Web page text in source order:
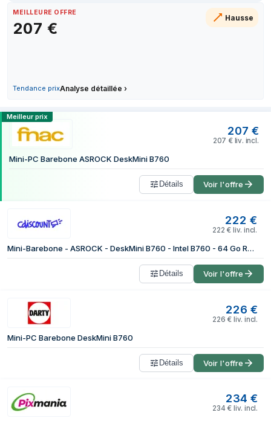
MEILLEURE OFFRE
207 €
Hausse
Tendance prixAnalyse détaillée ›
28 mai 2026
4 juin 2026
18 juillet 2026
Comparer les prix de Asrock DeskMini
Meilleur prix
207 €
207 € liv. incl.
Mini-PC Barebone ASROCK DeskMini B760
Détails Voir l'offre
222 €
222 € liv. incl.
Mini-Barebone - ASROCK - DeskMini B760 - Intel B760 - 64 Go RAM DDR4 - Compact et puissant
Détails Voir l'offre
226 €
226 € liv. incl.
Mini-PC Barebone DeskMini B760
Détails Voir l'offre
234 €
234 € liv. incl.